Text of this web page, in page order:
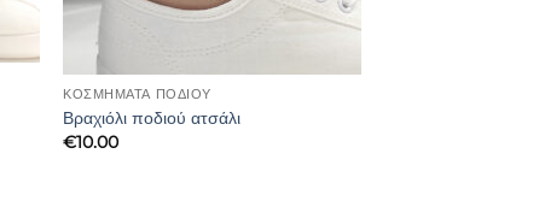
ΚΟΣΜΗΜΑΤΑ ΠΟΔΙΟΥ
Βραχιόλι ποδιού ατσάλι
€10.00